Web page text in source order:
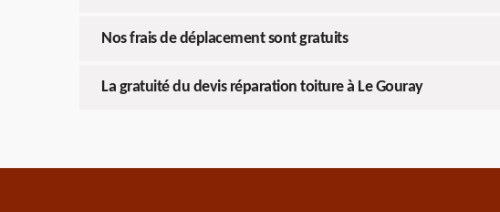
Nos frais de déplacement sont gratuits
La gratuité du devis réparation toiture à Le Gouray